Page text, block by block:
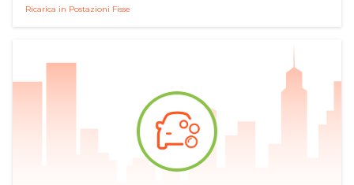
Ricarica in Postazioni Fisse